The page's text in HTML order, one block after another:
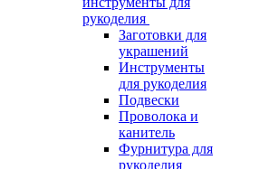
рукоделия
Заготовки для
украшений
Инструменты
для рукоделия
Подвески
Проволока и
канитель
Фурнитура для
рукоделия